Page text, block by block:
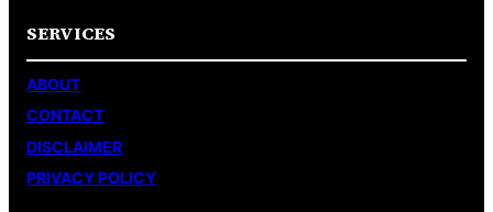
SERVICES
ABOUT
CONTACT
DISCLAIMER
PRIVACY POLICY